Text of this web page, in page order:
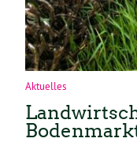
Aktuelles